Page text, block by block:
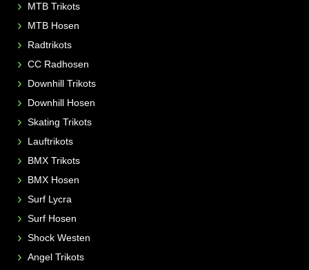
MTB Trikots
MTB Hosen
Radtrikots
CC Radhosen
Downhill Trikots
Downhill Hosen
Skating Trikots
Lauftrikots
BMX Trikots
BMX Hosen
Surf Lycra
Surf Hosen
Shock Westen
Angel Trikots